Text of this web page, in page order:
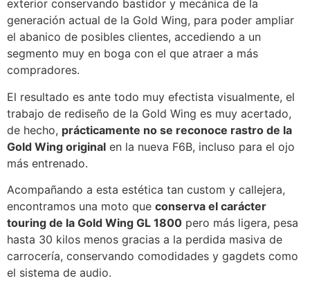
exterior conservando bastidor y mecánica de la
generación actual de la Gold Wing, para poder ampliar
el abanico de posibles clientes, accediendo a un
segmento muy en boga con el que atraer a más
compradores.
El resultado es ante todo muy efectista visualmente, el
trabajo de rediseño de la Gold Wing es muy acertado,
de hecho, prácticamente no se reconoce rastro de la
Gold Wing original en la nueva F6B, incluso para el ojo
más entrenado.
Acompañando a esta estética tan custom y callejera,
encontramos una moto que conserva el carácter
touring de la Gold Wing GL 1800 pero más ligera, pesa
hasta 30 kilos menos gracias a la perdida masiva de
carrocería, conservando comodidades y gagdets como
el sistema de audio.